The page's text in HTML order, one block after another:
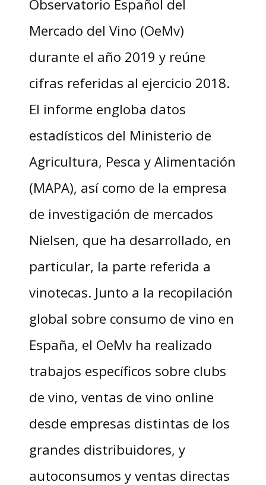
Observatorio Español del
Mercado del Vino (OeMv)
durante el año 2019 y reúne
cifras referidas al ejercicio 2018.
El informe engloba datos
estadísticos del Ministerio de
Agricultura, Pesca y Alimentación
(MAPA), así como de la empresa
de investigación de mercados
Nielsen, que ha desarrollado, en
particular, la parte referida a
vinotecas. Junto a la recopilación
global sobre consumo de vino en
España, el OeMv ha realizado
trabajos específicos sobre clubs
de vino, ventas de vino online
desde empresas distintas de los
grandes distribuidores, y
autoconsumos y ventas directas